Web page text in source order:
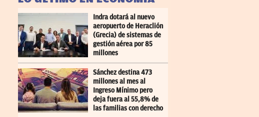
Indra dotará al nuevo
aeropuerto de Heraclión
(Grecia) de sistemas de
gestión aérea por 85
millones
Sánchez destina 473
millones al mes al
Ingreso Mínimo pero
deja fuera al 55,8% de
las familias con derecho